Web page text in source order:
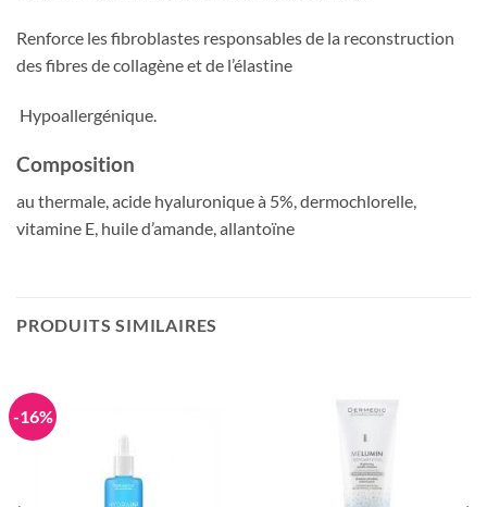
Renforce les fibroblastes responsables de la reconstruction
des fibres de collagène et de l’élastine
Hypoallergénique.
Composition
au thermale, acide hyaluronique à 5%, dermochlorelle,
vitamine E, huile d’amande, allantoïne
PRODUITS SIMILAIRES
-16%